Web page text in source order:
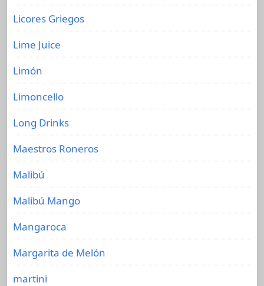
Licores Griegos
Lime Juice
Limón
Limoncello
Long Drinks
Maestros Roneros
Malibú
Malibú Mango
Mangaroca
Margarita de Melón
martini